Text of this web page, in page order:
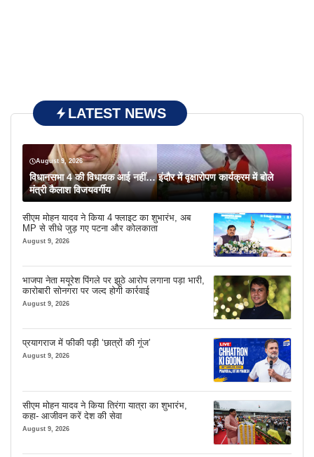
LATEST NEWS
August 9, 2026
विधानसभा 4 की विधायक आई नहीं… इंदौर में वृक्षारोपण कार्यक्रम में बोले
मंत्री कैलाश विजयवर्गीय
सीएम मोहन यादव ने किया 4 फ्लाइट का शुभारंभ, अब
MP से सीधे जुड़ गए पटना और कोलकाता
August 9, 2026
भाजपा नेता मयूरेश पिंगले पर झूठे आरोप लगाना पड़ा भारी,
कारोबारी सोनगरा पर जल्द होगी कार्रवाई
August 9, 2026
प्रयागराज में फीकी पड़ी ‘छात्रों की गूंज’
August 9, 2026
सीएम मोहन यादव ने किया तिरंगा यात्रा का शुभारंभ,
कहा- आजीवन करें देश की सेवा
August 9, 2026